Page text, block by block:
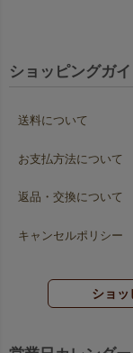
ショッピングガ
送料について
お支払方法について
返品・交換について
キャンセルポリシー
ショッ